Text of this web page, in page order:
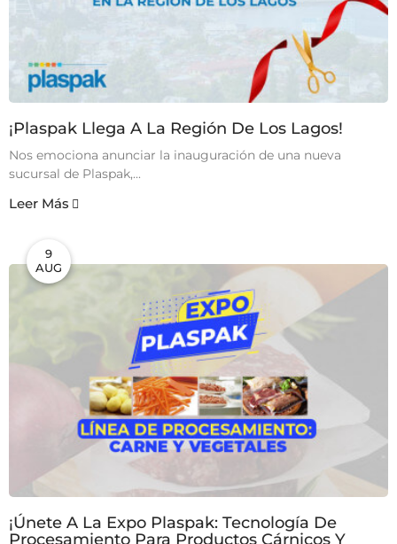
¡Plaspak Llega A La Región De Los Lagos!
Nos emociona anunciar la inauguración de una nueva
sucursal de Plaspak,...
Leer Más
9
AUG
¡Únete A La Expo Plaspak: Tecnología De
Procesamiento Para Productos Cárnicos Y